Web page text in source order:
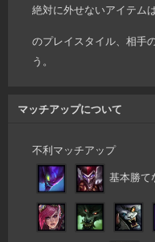
絶対に外せないアイテム
のプレイスタイル、相手
う。
マッチアップについて
不利マッチアップ
基本勝て